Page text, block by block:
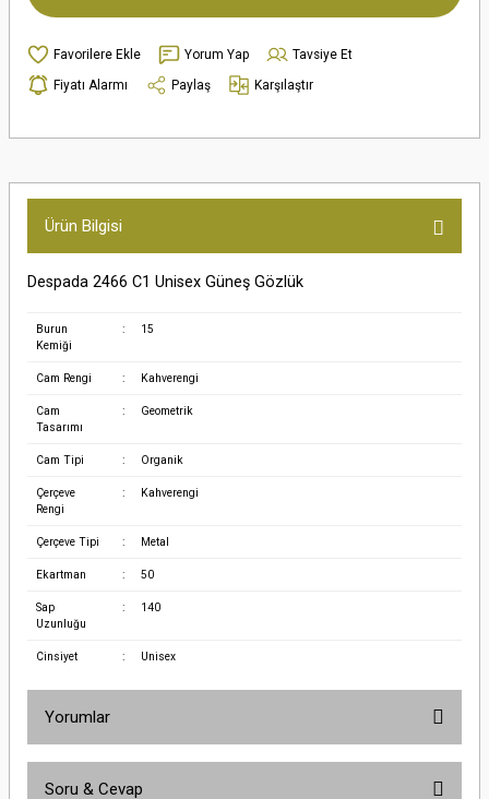
Yorum Yap
Tavsiye Et
Fiyatı Alarmı
Paylaş Karşılaştır
Ürün Bilgisi
Despada 2466 C1 Unisex Güneş Gözlük
Burun
Kemiği
: 15
Cam Rengi : Kahverengi
Cam
Tasarımı
: Geometrik
Cam Tipi : Organik
Çerçeve
Rengi
: Kahverengi
Çerçeve Tipi : Metal
Ekartman : 50
Sap
Uzunluğu
: 140
Cinsiyet : Unisex
Yorumlar
Soru & Cevap